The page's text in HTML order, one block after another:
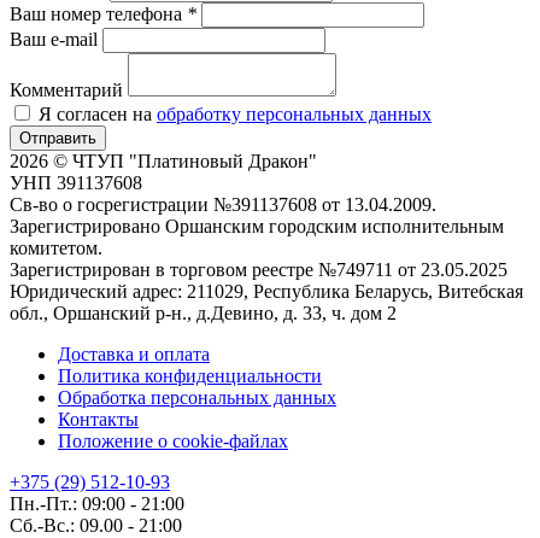
Ваш номер телефона *
Ваш e-mail
Комментарий
Я согласен на обработку персональных данных
Отправить
2026 © ЧТУП "Платиновый Дракон"
УНП 391137608
Св-во о госрегистрации №391137608 от 13.04.2009.
Зарегистрировано Оршанским городским исполнительным
комитетом.
Зарегистрирован в торговом реестре №749711 от 23.05.2025
Юридический адрес: 211029, Республика Беларусь, Витебская
обл., Оршанский р-н., д.Девино, д. 33, ч. дом 2
Доставка и оплата
Политика конфиденциальности
Обработка персональных данных
Контакты
Положение о cookie-файлах
+375 (29) 512-10-93
Пн.-Пт.: 09:00 - 21:00
Сб.-Вс.: 09.00 - 21:00